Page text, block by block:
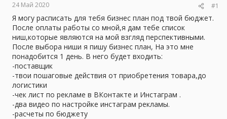
24 Май 2020 #1
Я могу расписать для тебя бизнес план под твой бюджет.
После оплаты работы со мной,я дам тебе список
ниш,которые являются на мой взгляд перспективными.
После выбора ниши я пишу бизнес план, На это мне
понадобится 1 день. В него будет входить:
-поставщик
-твои пошаговые действия от приобретения товара,до
логистики
-чек лист по рекламе в ВКонтакте и Инстаграм .
-два видео по настройке инстаграм рекламы.
-расчеты по бюджету